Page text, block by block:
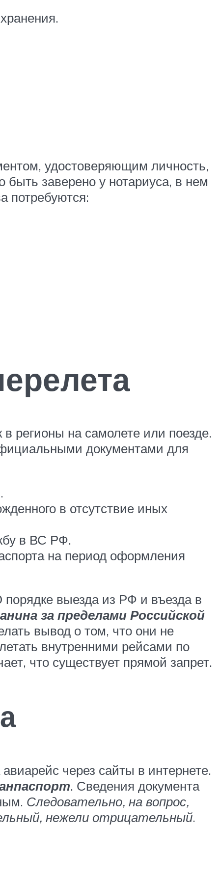
удостоверяющим личность,
быть заверено у нотариуса, в нем
потребуются:
регионы на самолете или поезде.
документами для
в отсутствие иных
в ВС РФ.
на период оформления
выезда из РФ и въезда в
за пределами Российской
вывод о том, что они не
внутренними рейсами по
что существует прямой запрет.
через сайты в интернете.
. Сведения документа
Следовательно, на вопрос,
нежели отрицательный.